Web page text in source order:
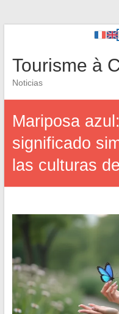
Tourisme à
Noticias
Mariposa
significado
las culturas